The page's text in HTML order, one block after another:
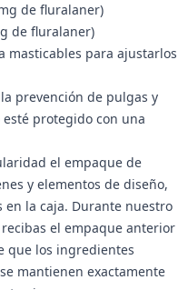
de fluralaner)
de fluralaner)
masticables para ajustarlos
prevención de pulgas y
protegido con una
el empaque de
y elementos de diseño,
en la caja. Durante nuestro
el empaque anterior
que los ingredientes
mantienen exactamente